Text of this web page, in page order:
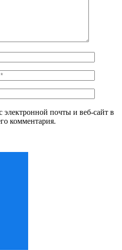
электронной почты и веб-сайт в
комментария.